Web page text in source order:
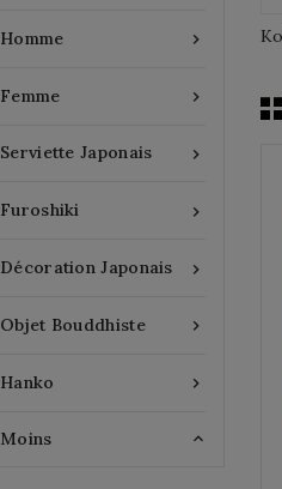

Homme

Femme

Serviette Japonais

Furoshiki

Décoration Japonais

Objet Bouddhiste

Hanko
Moins 